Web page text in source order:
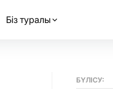
Біз туралы
БҮЛІСУ: